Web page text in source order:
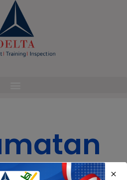
modal-check